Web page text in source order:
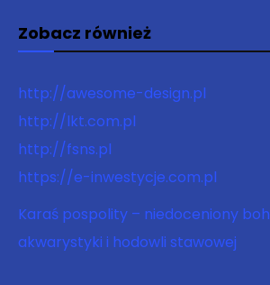
Zobacz również
http://awesome-design.pl
http://lkt.com.pl
http://fsns.pl
https://e-inwestycje.com.pl
Karaś pospolity – niedoceniony
akwarystyki i hodowli stawowej